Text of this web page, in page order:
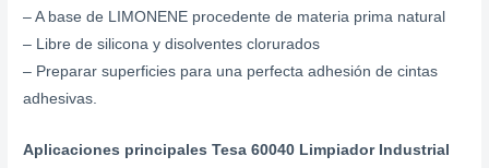
– A base de LIMONENE procedente de materia prima natural
– Libre de silicona y disolventes clorurados
– Preparar superficies para una perfecta adhesión de cintas
adhesivas.
Aplicaciones principales Tesa 60040 Limpiador Industrial